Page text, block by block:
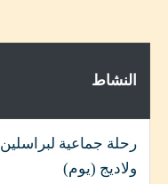
النشاط
رحلة جماعية لبراسلين
ولاديج (يوم)